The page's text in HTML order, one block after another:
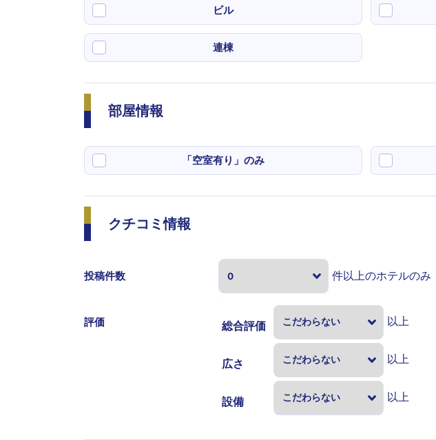
ビル
連棟
部屋情報
「空室有り」のみ
クチコミ情報
投稿件数
件以上のホテルのみ
評価 総合評価 以上
広さ 以上
設備 以上